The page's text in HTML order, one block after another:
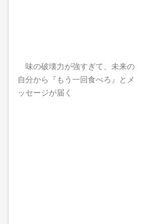
味の破壊力が強すぎて、未来の
自分から『もう一回食べろ』とメ
ッセージが届く